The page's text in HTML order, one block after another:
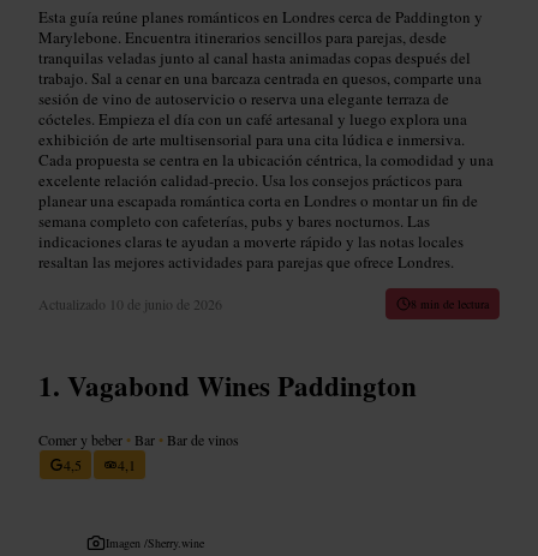
Esta guía reúne planes románticos en Londres cerca de Paddington y
Marylebone. Encuentra itinerarios sencillos para parejas, desde
tranquilas veladas junto al canal hasta animadas copas después del
trabajo. Sal a cenar en una barcaza centrada en quesos, comparte una
sesión de vino de autoservicio o reserva una elegante terraza de
cócteles. Empieza el día con un café artesanal y luego explora una
exhibición de arte multisensorial para una cita lúdica e inmersiva.
Cada propuesta se centra en la ubicación céntrica, la comodidad y una
excelente relación calidad-precio. Usa los consejos prácticos para
planear una escapada romántica corta en Londres o montar un fin de
semana completo con cafeterías, pubs y bares nocturnos. Las
indicaciones claras te ayudan a moverte rápido y las notas locales
resaltan las mejores actividades para parejas que ofrece Londres.
Actualizado 10 de junio de 2026 8 min de lectura
Vagabond Wines Paddington
Comer y beber • Bar • Bar de vinos
4,5
4,1
Imagen /Sherry.wine